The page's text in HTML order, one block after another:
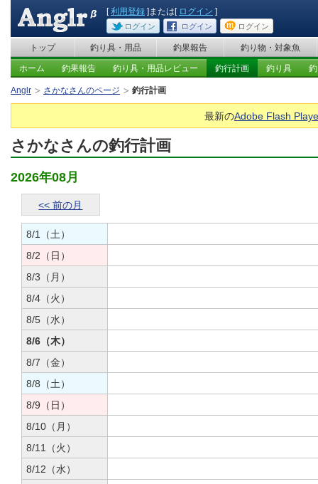
[利用登録 ]または[ ログイン ]
ログイン ログイン ログイン
トップ 釣り具・用品 釣果報告 釣り物・対象魚
ホーム 釣果報告 釣り具・用品レビュー 釣行計画 釣り具
Anglr さかなさんのページ 釣行計画
最新のAdobe Flash
さかなさんの釣行計画
2026年08月
<< 前の月
8/1（土）
8/2（日）
8/3（月）
8/4（火）
8/5（水）
8/6（木）
8/7（金）
8/8（土）
8/9（日）
8/10（月）
8/11（火）
8/12（水）